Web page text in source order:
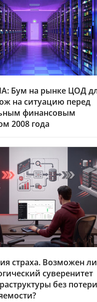
Бум на рынке ЦОД
на ситуацию перед
финансовым
2008 года
страха. Возможен ли
суверенитет
без потери